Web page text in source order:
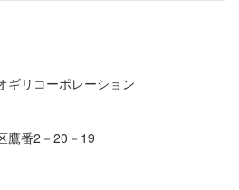
気になるメニューが多く、ついつい
ギリコーポレーション
鷹番2－20－19